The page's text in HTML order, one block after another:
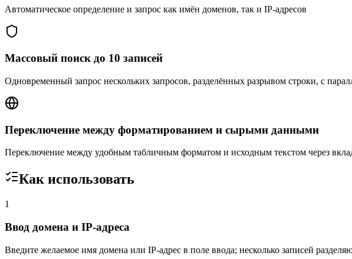
Автоматическое определение и запрос как имён доменов, так и IP-адресов
Массовый поиск до 10 записей
Одновременный запрос нескольких запросов, разделённых разрывом строки, с
Переключение между форматированием и сырыми данными
Переключение между удобным табличным форматом и исходным текстом через
Как использовать
1
Ввод домена и IP-адреса
Введите желаемое имя домена или IP-адрес в поле ввода; несколько записей